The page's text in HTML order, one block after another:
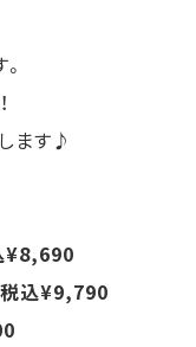
ます♪
込¥9,790